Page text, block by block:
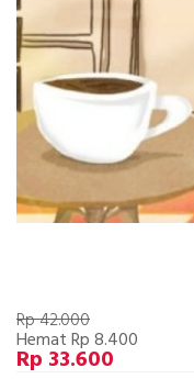
Rp 42.000
Hemat Rp 8.400
Rp 33.600